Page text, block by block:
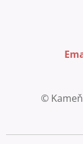
©